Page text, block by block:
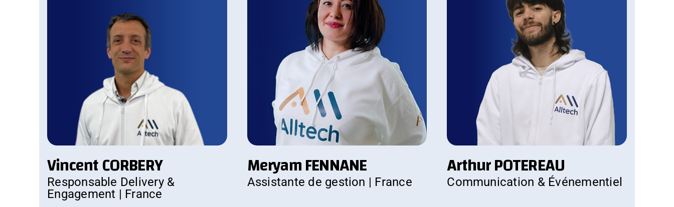
Vincent CORBERY
Responsable Delivery &
Engagement | France
Meryam FENNANE
Assistante de gestion | France
Arthur POTEREAU
Communication & Événementiel